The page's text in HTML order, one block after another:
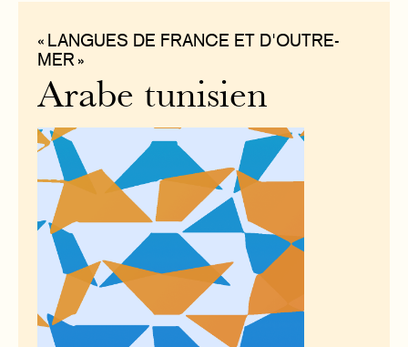
« LANGUES DE FRANCE ET D'OUTRE-
MER »
Arabe tunisien